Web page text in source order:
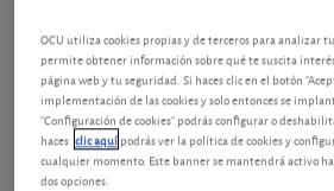
Vender piso por agencia
Si prefiere acudir a una
debe dejar claros, cómo y
comisión, y qué cuantías se
OCU utiliza cookies propias y de terceros para analizar
permite obtener información sobre qué te suscita
página web y tu seguridad. Si haces clic en el botón
implementación de las cookies y solo entonces se
"Configuración de cookies" podrás configurar o
haces clic aquípodrás ver la política de cookies y
cualquier momento. Este banner se mantendrá activo
dos opciones.